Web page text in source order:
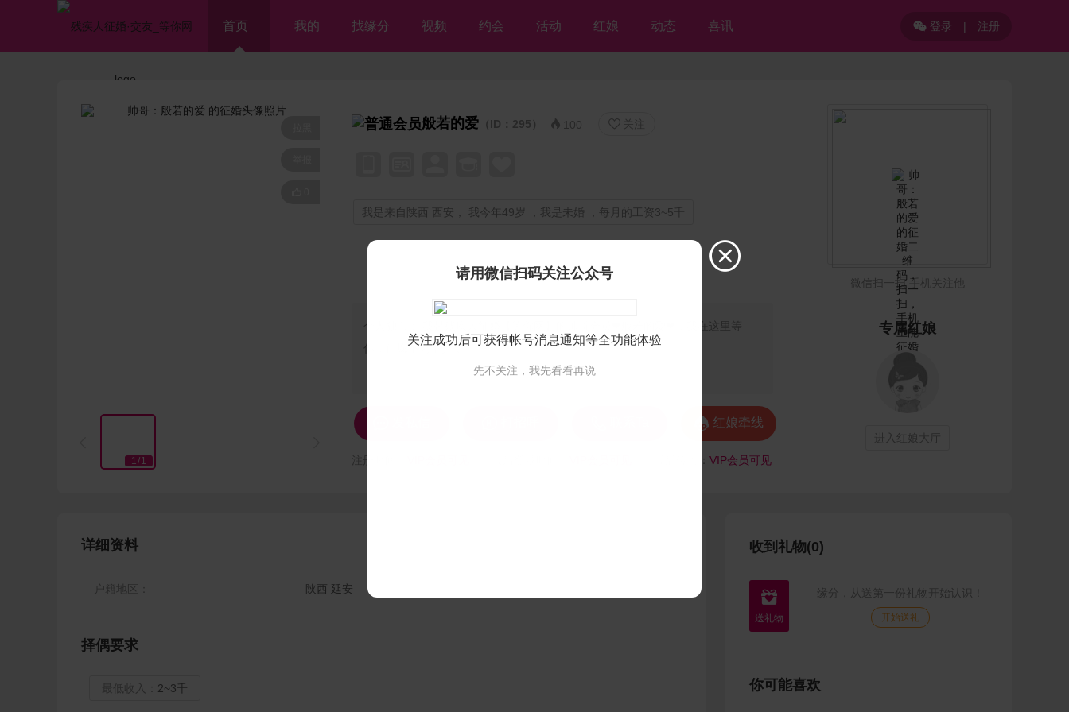
首页 我的 找缘分 视频 约会 活动 红娘 动态 喜讯 登录 | 注册
1/1
般若的爱 （ID：295）  100  关注
我是来自陕西 西安， 我今年49岁 ，我是未婚 ，每月的工资3~5千
个人独白：
我是残疾人征婚【等你网】的帅哥会员❤般若的爱❤，我在这里等
你，但愿不离不弃💘
 红娘牵线
VIP会员可见
微信扫一扫 手机关注他
专属红娘
进入红娘大厅
详细资料
户籍地区： 陕西 延安
择偶要求
最低收入： 2~3千
收到礼物(0)
 缘分，从送第一份礼物开始认识！
开始送礼
你可能喜欢

请用微信扫码关注公众号
关注成功后可获得帐号消息通知等全功能体验
先不关注，我先看看再说